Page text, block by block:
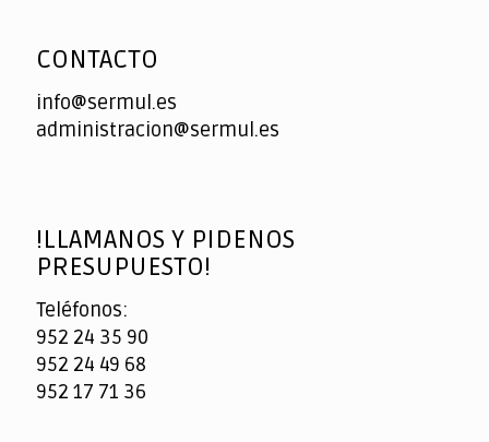
CONTACTO
info@sermul.es
administracion@sermul.es
!LLAMANOS Y PIDENOS
PRESUPUESTO!
Teléfonos:
952 24 35 90
952 24 49 68
952 17 71 36